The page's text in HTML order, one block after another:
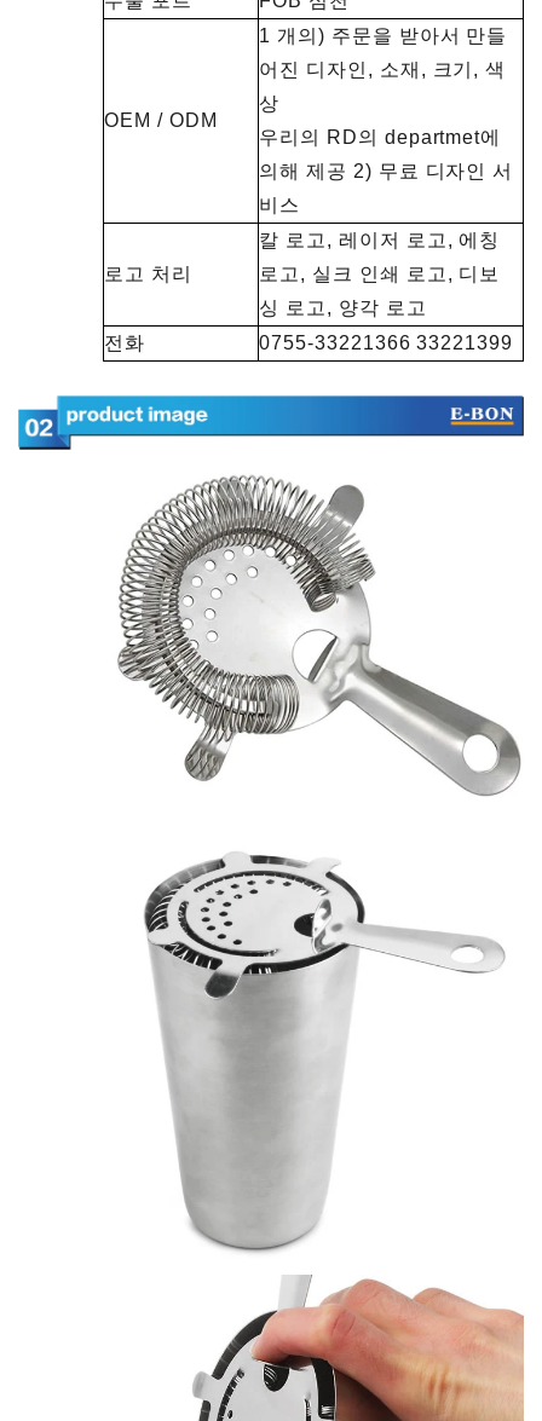
OEM / ODM
1 개의) 주문을 받아서 만들
어진 디자인, 소재, 크기, 색
상
우리의 RD의 departmet에
의해 제공 2) 무료 디자인 서
비스
로고 처리
칼 로고, 레이저 로고, 에칭
로고, 실크 인쇄 로고, 디보
싱 로고, 양각 로고
전화
0755-33221366 33221399